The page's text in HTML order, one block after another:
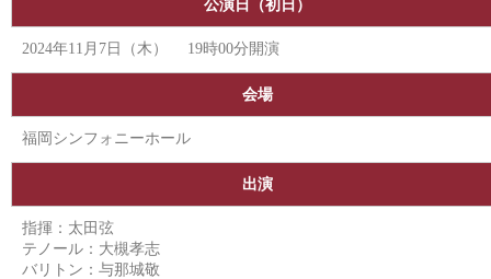
公演日（初日）
2024年11月7日（木） 19時00分開演
会場
福岡シンフォニーホール
出演
指揮：太田弦
テノール：大槻孝志
バリトン：与那城敬